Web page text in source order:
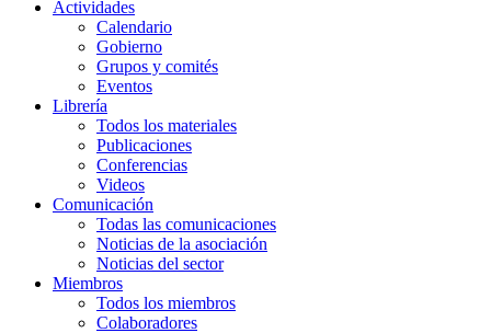
Actividades
Calendario
Gobierno
Grupos y comités
Eventos
Librería
Todos los materiales
Publicaciones
Conferencias
Videos
Comunicación
Todas las comunicaciones
Noticias de la asociación
Noticias del sector
Miembros
Todos los miembros
Colaboradores